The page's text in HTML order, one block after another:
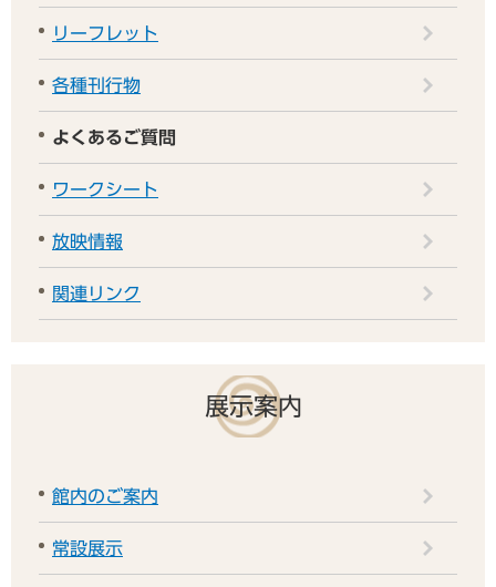
リーフレット
各種刊行物
よくあるご質問
ワークシート
放映情報
関連リンク
展示案内
館内のご案内
常設展示